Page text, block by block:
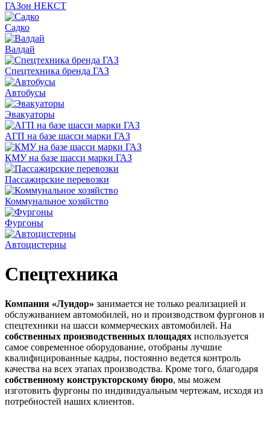
ГАЗон НЕКСТ
Садко
Валдай
Спецтехника бренда ГАЗ
Автобусы
Эвакуаторы
АГП на базе шасси марки ГАЗ
КМУ на базе шасси марки ГАЗ
Пассажирские перевозки
Коммунальное хозяйство
Фургоны
Автоцистерны
Спецтехника
Компания «Луидор» занимается не только реализацией и
обслуживанием автомобилей, но и производством фургонов и
спецтехники на шасси коммерческих автомобилей. На
собственных производственных площадях используется
самое современное оборудование, отобраны лучшие
квалифицированные кадры, постоянно ведется контроль
качества на всех этапах производства. Кроме того, благодаря
собственному конструкторскому бюро, мы можем
изготовить фургоны по индивидуальным чертежам, исходя из
потребностей наших клиентов.